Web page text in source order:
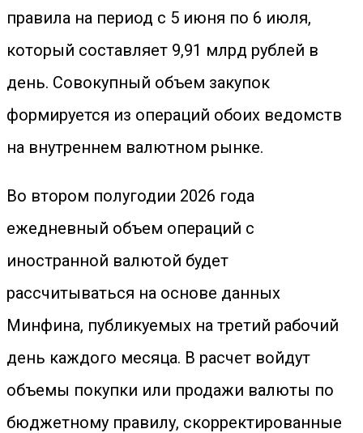
правила на период с 5 июня по 6 июля,
который составляет 9,91 млрд рублей в
день. Совокупный объем закупок
формируется из операций обоих ведомств
на внутреннем валютном рынке.
Во втором полугодии 2026 года
ежедневный объем операций с
иностранной валютой будет
рассчитываться на основе данных
Минфина, публикуемых на третий рабочий
день каждого месяца. В расчет войдут
объемы покупки или продажи валюты по
бюджетному правилу, скорректированные